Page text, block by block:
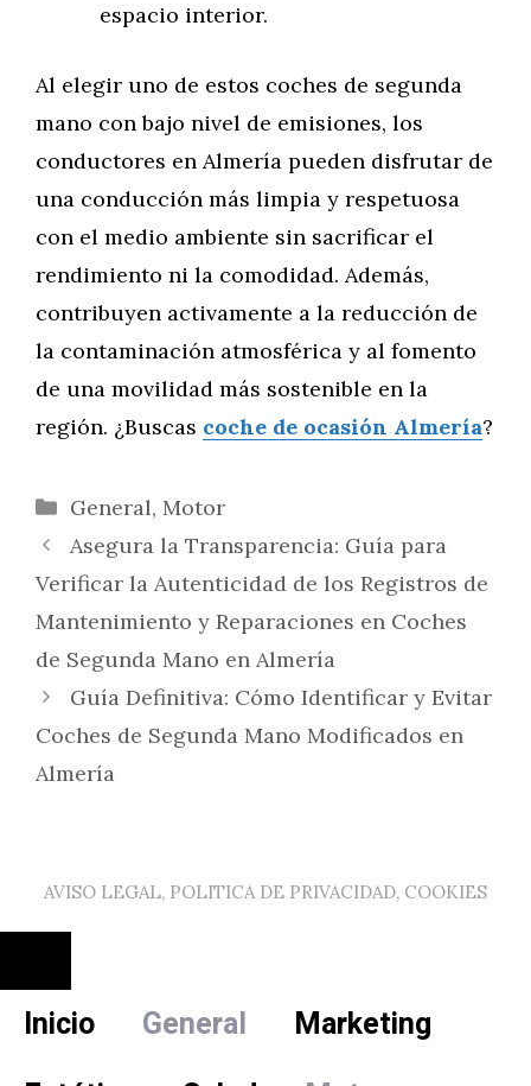
espacio interior.
Al elegir uno de estos coches de segunda
mano con bajo nivel de emisiones, los
conductores en Almería pueden disfrutar de
una conducción más limpia y respetuosa
con el medio ambiente sin sacrificar el
rendimiento ni la comodidad. Además,
contribuyen activamente a la reducción de
la contaminación atmosférica y al fomento
de una movilidad más sostenible en la
región. ¿Buscas coche de ocasión Almería?
Categorías
General, Motor
Asegura la Transparencia: Guía para
Verificar la Autenticidad de los Registros de
Mantenimiento y Reparaciones en Coches
de Segunda Mano en Almería
Guía Definitiva: Cómo Identificar y Evitar
Coches de Segunda Mano Modificados en
Almería
AVISO LEGAL, POLITICA DE PRIVACIDAD, COOKIES
Cerrar
Inicio General
Marketing